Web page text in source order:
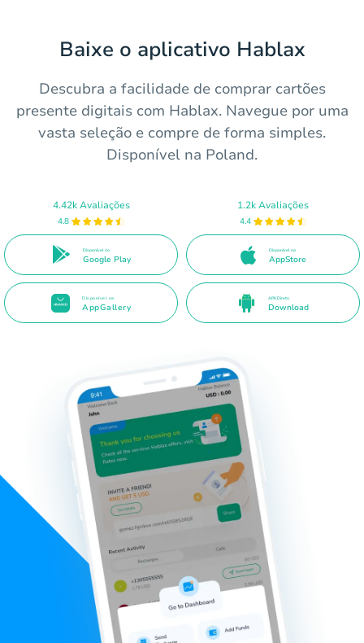
Baixe o aplicativo Hablax
Descubra a facilidade de comprar cartões
presente digitais com Hablax. Navegue por uma
vasta seleção e compre de forma simples.
Disponível na Poland.
4.42k Avaliações
4.8
Disponível no
Google Play
1.2k Avaliações
4.4
Disponível na
AppStore
Disponível na
AppGallery
APK Direto
Download